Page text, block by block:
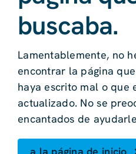
buscaba.
Lamentablemente, no
encontrar la página
haya escrito mal o que
actualizado. No se
encantados de